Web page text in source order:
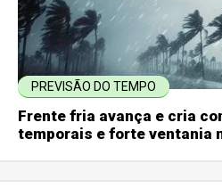
PREVISÃO DO TEMPO
Frente fria avança e cria
temporais e forte ventania